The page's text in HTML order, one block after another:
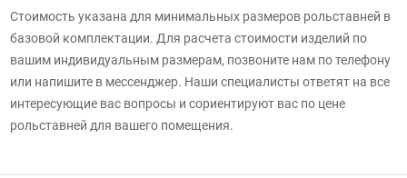
Стоимость указана для минимальных размеров рольставней в
базовой комплектации. Для расчета стоимости изделий по
вашим индивидуальным размерам, позвоните нам по телефону
или напишите в мессенджер. Наши специалисты ответят на все
интересующие вас вопросы и сориентируют вас по цене
рольставней для вашего помещения.